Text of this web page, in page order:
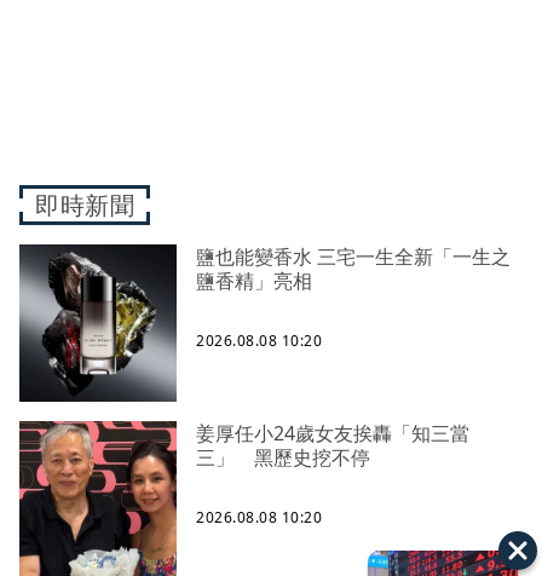
即時新聞
鹽也能變香水 三宅一生全新「一生之
鹽香精」亮相
2026.08.08 10:20
姜厚任小24歲女友挨轟「知三當
三」 黑歷史挖不停
2026.08.08 10:20